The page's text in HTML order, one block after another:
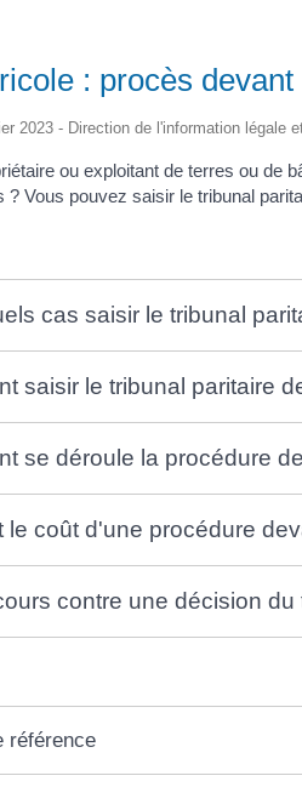
: procès
2023 - Direction de l'information légale
ou exploitant de terres ou de
? Vous pouvez saisir le tribunal
cas saisir le tribunal
saisir le tribunal paritaire
se déroule la procédure
le coût d'une procédure
contre une décision
référence